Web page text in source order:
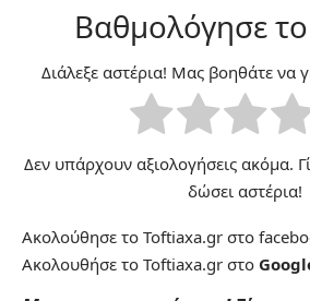
Βαθμολόγησε
Διάλεξε αστέρια! Μας βοηθάτε να
Δεν υπάρχουν αξιολογήσεις ακόμα.
δώσει αστέρια!
Ακολούθησε το Toftiaxa.gr στο
Ακολουθήσε το Toftiaxa.gr στο